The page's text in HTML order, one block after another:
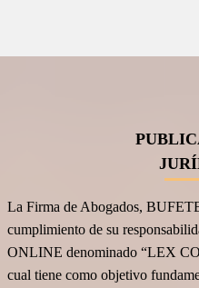
La Firma de Abogados,
cumplimiento de su
ONLINE denominado “LEX
cual tiene como objetivo